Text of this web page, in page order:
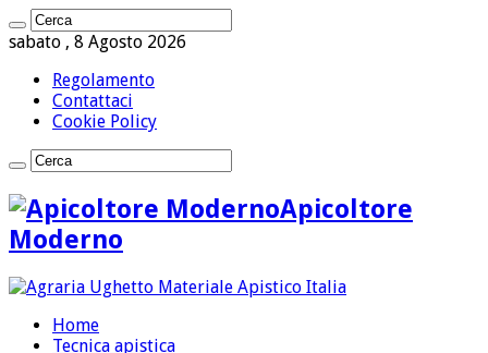
sabato , 8 Agosto 2026
Regolamento
Contattaci
Cookie Policy
Apicoltore
Moderno
Home
Tecnica apistica